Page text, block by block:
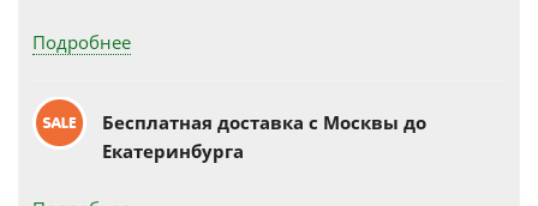
Подробнее
Бесплатная доставка c Москвы до
Екатеринбурга